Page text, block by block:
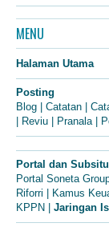
MENU
Halaman Utama
Posting
Blog
Catatan
Reviu Pranala|
Portal dan
Portal Soneta
Riforri
Kamus
KPPN
Jaringan